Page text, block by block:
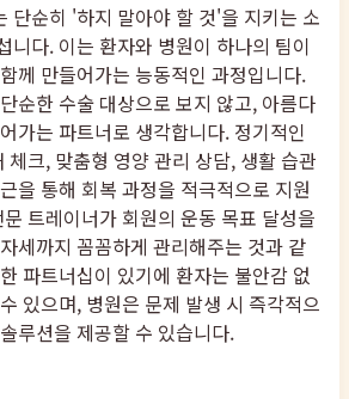
단순히 '하지 말아야 할 것'을 지키는 소
니다. 이는 환자와 병원이 하나의 팀이
께 만들어가는 능동적인 과정입니다.
순한 수술 대상으로 보지 않고, 아름다
가는 파트너로 생각합니다. 정기적인
체크, 맞춤형 영양 관리 상담, 생활 습관
을 통해 회복 과정을 적극적으로 지원
트레이너가 회원의 운동 목표 달성을
세까지 꼼꼼하게 관리해주는 것과 같
파트너십이 있기에 환자는 불안감 없
있으며, 병원은 문제 발생 시 즉각적으
루션을 제공할 수 있습니다.